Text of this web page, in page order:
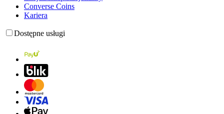
Converse Coins
Kariera
Dostępne usługi